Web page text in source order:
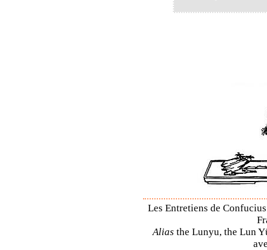
Les Entretiens de
Alias the Lunyu, the Lun